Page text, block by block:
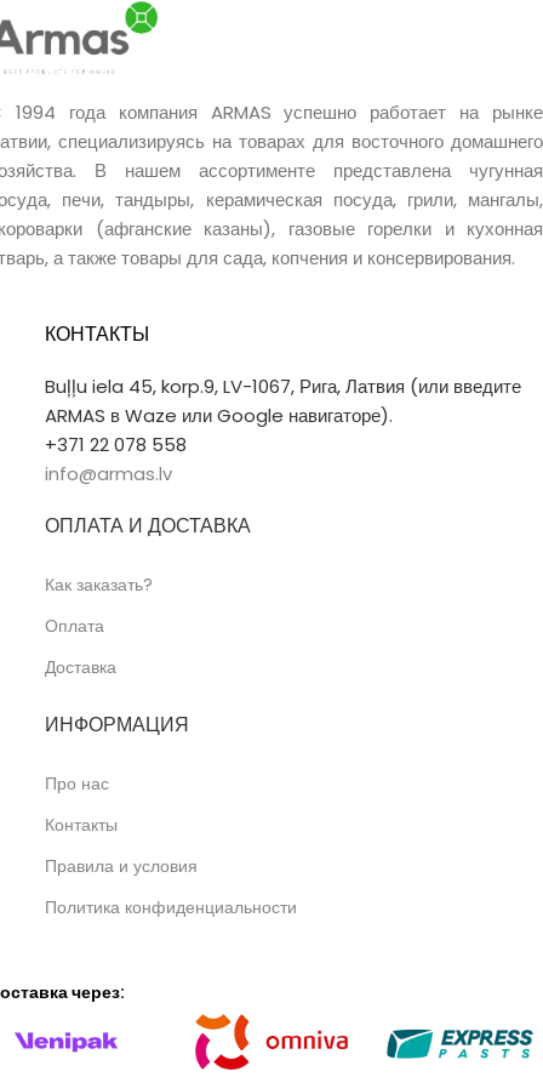
1994 года компания ARMAS успешно работает на рынке
специализируясь на товарах для восточного домашнего
В нашем ассортименте представлена чугунная
печи, тандыры, керамическая посуда, грили, мангалы,
(афганские казаны), газовые горелки и кухонная
а также товары для сада, копчения и консервирования.
КОНТАКТЫ
Buļļu iela 45, korp.9, LV-1067, Рига, Латвия (или введите
ARMAS в Waze или Google навигаторе).
+371 22 078 558
info@armas.lv
ОПЛАТА И ДОСТАВКА
Как заказать?
Оплата
Доставка
ИНФОРМАЦИЯ
Про нас
Контакты
Правила и условия
Политика конфиденциальности
через: